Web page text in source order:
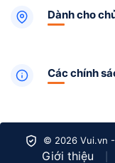
Dành cho
Các chính
© 2026 Vui.vn
Giới thiệu